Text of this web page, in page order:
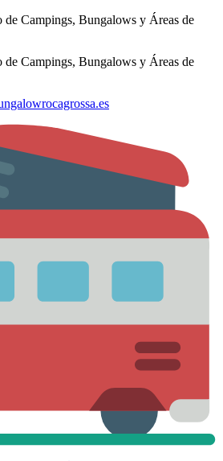
Campings, Bungalows y Áreas de
Campings, Bungalows y Áreas de